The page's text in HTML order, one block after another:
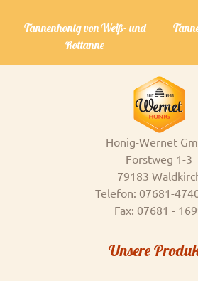
Tannenhonig von Weiß- und
Rottanne
Honig-Wernet
Forstweg 1-3
79183
Telefon: 07681-
Fax: 07681 -
Unsere